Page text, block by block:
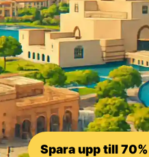
Spara upp till